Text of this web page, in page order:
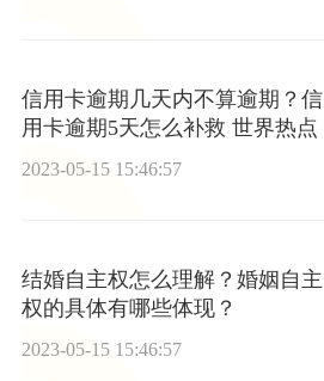
信用卡逾期几天内不算逾期？信
用卡逾期5天怎么补救 世界热点
2023-05-15 15:46:57
结婚自主权怎么理解？婚姻自主
权的具体有哪些体现？
2023-05-15 15:46:57